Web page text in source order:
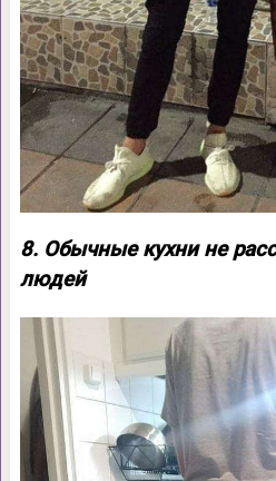
8. Обычные кухни не
людей